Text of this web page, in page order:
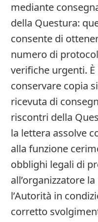
mediante
della Questura:
consente di
numero di
verifiche urgenti.
conservare copia
ricevuta di
riscontri della
la lettera assolve
alla funzione
obblighi legali di
all’organizzatore
l’Autorità in
corretto